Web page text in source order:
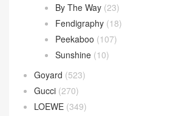
By The Way (23)
Fendigraphy (18)
Peekaboo (107)
Sunshine (10)
Goyard (523)
Gucci (270)
LOEWE (349)